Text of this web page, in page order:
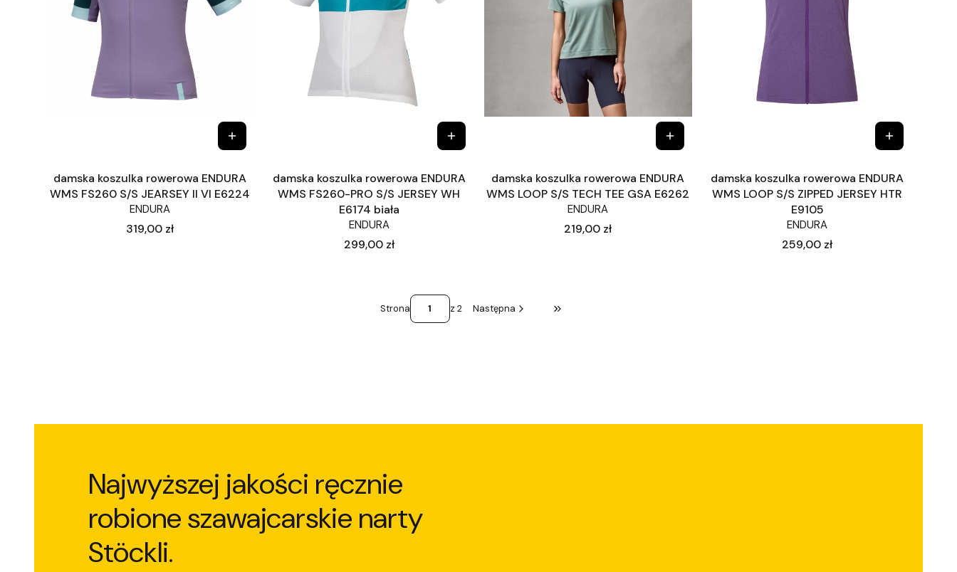
damska koszulka rowerowa ENDURA
WMS FS260 S/S JEARSEY II VI E6224
ENDURA
Cena
319,00 zł
damska koszulka rowerowa ENDURA
WMS FS260-PRO S/S JERSEY WH
E6174 biała
ENDURA
Cena
299,00 zł
damska koszulka rowerowa ENDURA
WMS LOOP S/S TECH TEE GSA E6262
ENDURA
Cena
219,00 zł
damska koszulka rowerowa ENDURA
WMS LOOP S/S ZIPPED JERSEY HTR
E9105
ENDURA
Cena
259,00 zł
Strona z 2 Następna Przejdź do ostatniej strony z produktami
Najwyższej jakości ręcznie
robione szawajcarskie narty
Stöckli.